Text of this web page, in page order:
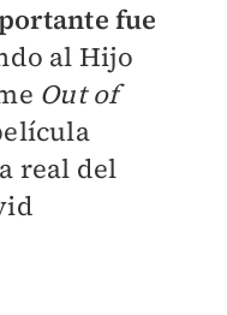
fue
al Hijo
Out of
real del